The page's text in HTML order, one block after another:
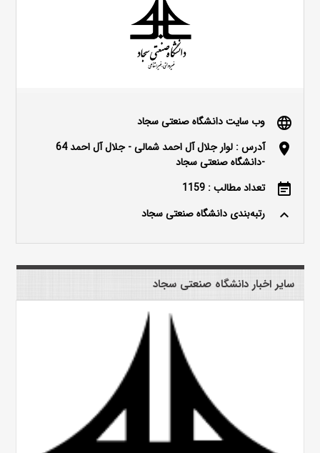
language وب سایت دانشگاه صنعتی سجاد
location_on
آدرس : لوار جلال آل احمد شمالی - جلال آل احمد 64
-دانشگاه صنعتی سجاد
event_note تعداد مطالب : 1159
keyboard_arrow_up رتبه‌بندی دانشگاه صنعتی سجاد
سایر اخبار دانشگاه صنعتی سجاد